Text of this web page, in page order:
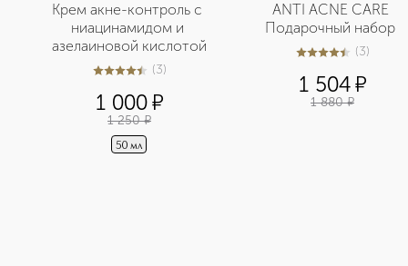
Крем акне-контроль с
ниацинамидом и
азелаиновой кислотой
4.7 из53 (3)
1 000¤
1 250 ¤
50 мл
ANTI ACNE CARE
4.4из53 (3)
1 504¤
1 880 ¤